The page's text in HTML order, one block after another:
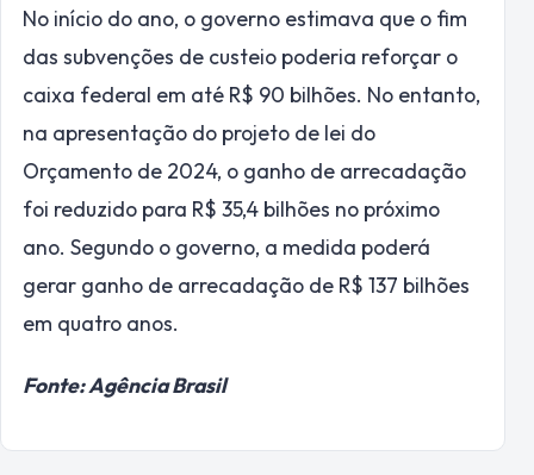
No início do ano, o governo estimava que o fim
das subvenções de custeio poderia reforçar o
caixa federal em até R$ 90 bilhões. No entanto,
na apresentação do projeto de lei do
Orçamento de 2024, o ganho de arrecadação
foi reduzido para R$ 35,4 bilhões no próximo
ano. Segundo o governo, a medida poderá
gerar ganho de arrecadação de R$ 137 bilhões
em quatro anos.
Fonte: Agência Brasil